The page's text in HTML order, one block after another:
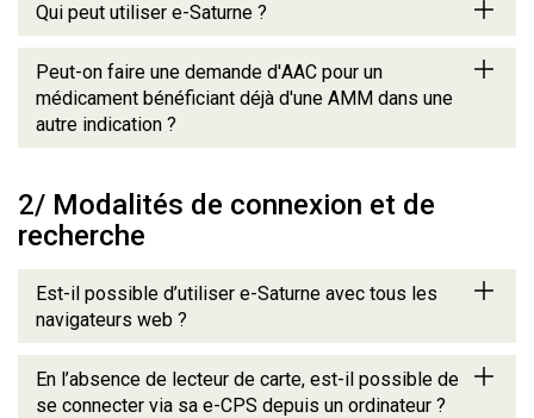
Qui peut utiliser e-Saturne ?
Peut-on faire une demande d'AAC pour un
médicament bénéficiant déjà d'une AMM dans une
autre indication ?
2/ Modalités de connexion et de
recherche
Est-il possible d’utiliser e-Saturne avec tous les
navigateurs web ?
En l’absence de lecteur de carte, est-il possible de
se connecter via sa e-CPS depuis un ordinateur ?